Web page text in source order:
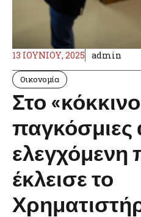
13 ΙΟΥΝΊΟΥ, 2025 admin
Οικονομία
Στο
παγκόσμιες
ελεγχόμενη
έκλεισε το